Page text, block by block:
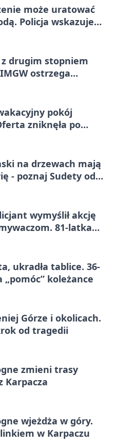
może uratować
Policja wskazuje
z drugim stopniem
ostrzega
pokój
zniknęła po
na drzewach mają
- poznaj Sudety od
wymyślił akcję
81-latka
ukradła tablice. 36-
„pomóc” koleżance
Górze i okolicach.
od tragedii
zmieni trasy
Karpacza
wjeżdża w góry.
w Karpaczu